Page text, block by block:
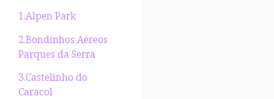
1.Alpen Park
2.Bondinhos Aéreos
Parques da Serra
3.Castelinho do
Caracol